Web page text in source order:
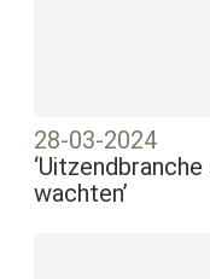
28-03-2024
wachten’